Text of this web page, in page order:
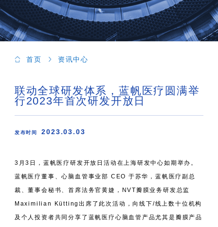
首页 资讯中心
联动全球研发体系，蓝帆医疗圆满举
行2023年首次研发开放日
发布时间 2023.03.03
3月3日，蓝帆医疗研发开放日活动在上海研发中心如期举办。
蓝帆医疗董事、心脑血管事业部 CEO 于苏华，蓝帆医疗副总
裁、董事会秘书、首席法务官黄婕，NVT瓣膜业务研发总监
Maximilian Kütting出席了此次活动，向线下/线上数十位机构
及个人投资者共同分享了蓝帆医疗心脑血管产品尤其是瓣膜产品